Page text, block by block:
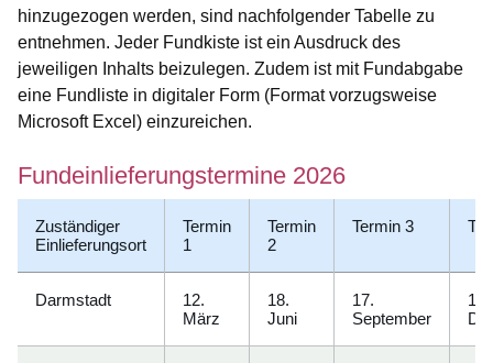
hinzugezogen werden, sind nachfolgender Tabelle zu
entnehmen. Jeder Fundkiste ist ein Ausdruck des
jeweiligen Inhalts beizulegen. Zudem ist mit Fundabgabe
eine Fundliste in digitaler Form (Format vorzugsweise
Microsoft Excel) einzureichen.
Fundeinlieferungstermine 2026
Zuständiger
Einlieferungsort
Termin
1
Termin
2
Termin 3
Darmstadt
12.
März
18.
Juni
17.
September
17.